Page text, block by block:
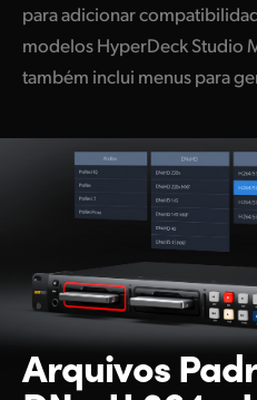
para adicionar
modelos HyperDeck Studio
também inclui menus para
Arquivos